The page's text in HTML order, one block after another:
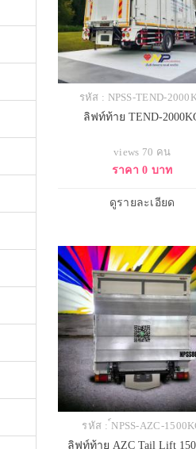
รหัส : NPSS-TEND-
ลิฟท์ท้าย TEND-
views 70 คน
ราคา 0 บาท
ดูรายละเอียด
รหัส : ์NPSS-AZC-
ลิฟท์ท้าย AZC Tail Lift